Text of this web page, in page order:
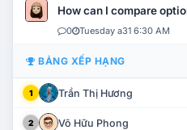
How can I compare
0 Tuesday a31 6:30 AM
BẢNG XẾP HẠNG
1 Trần Thị Hương
2 Võ Hữu Phong